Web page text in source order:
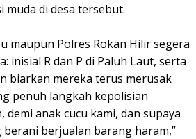
muda di desa tersebut.
maupun Polres Rokan Hilir segera
inisial R dan P di Paluh Laut, serta
biarkan mereka terus merusak
penuh langkah kepolisian
anak cucu kami, dan supaya
berjualan barang haram,”